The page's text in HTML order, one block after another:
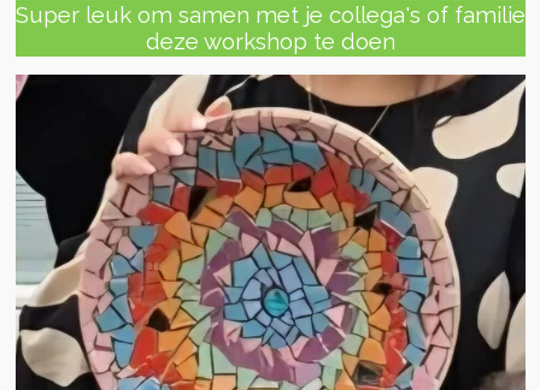
Super leuk om samen met je collega's of familie
deze workshop te doen